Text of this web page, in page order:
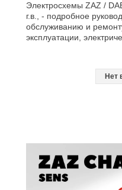
Электросхемы ZAZ /
г.в., - подробное
обслуживанию и
эксплуатации,
Нет